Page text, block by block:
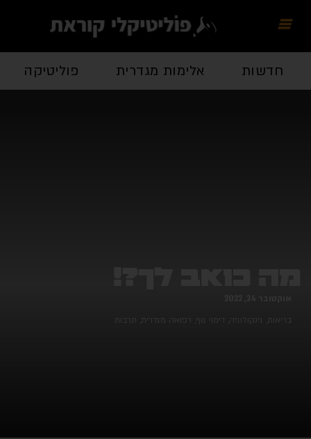
חדשות אלימות מגדרית פוליטיקה
,
, דימוי גוף, רפואה מגדרית ,